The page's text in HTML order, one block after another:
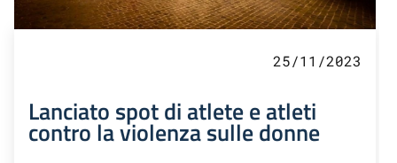
25/11/2023
Lanciato spot di atlete e atleti
contro la violenza sulle donne